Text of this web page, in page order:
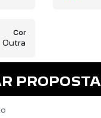
Cor
Outra
PROPOSTA